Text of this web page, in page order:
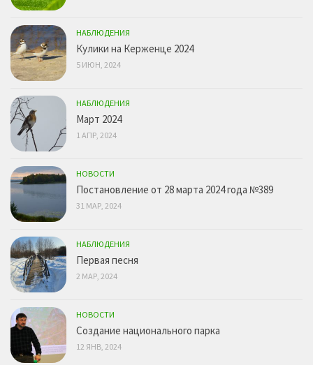
НАБЛЮДЕНИЯ
Кулики на Керженце 2024
5 ИЮН, 2024
НАБЛЮДЕНИЯ
Март 2024
1 АПР, 2024
НОВОСТИ
Постановление от 28 марта 2024 года №389
31 МАР, 2024
НАБЛЮДЕНИЯ
Первая песня
2 МАР, 2024
НОВОСТИ
Создание национального парка
12 ЯНВ, 2024